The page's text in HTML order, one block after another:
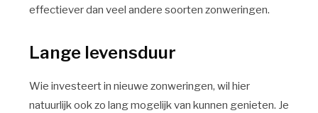
effectiever dan veel andere soorten zonweringen.
Lange levensduur
Wie investeert in nieuwe zonweringen, wil hier
natuurlijk ook zo lang mogelijk van kunnen genieten. Je